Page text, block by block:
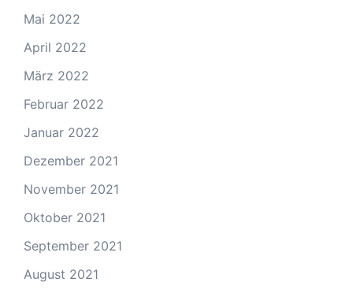
Mai 2022
April 2022
März 2022
Februar 2022
Januar 2022
Dezember 2021
November 2021
Oktober 2021
September 2021
August 2021